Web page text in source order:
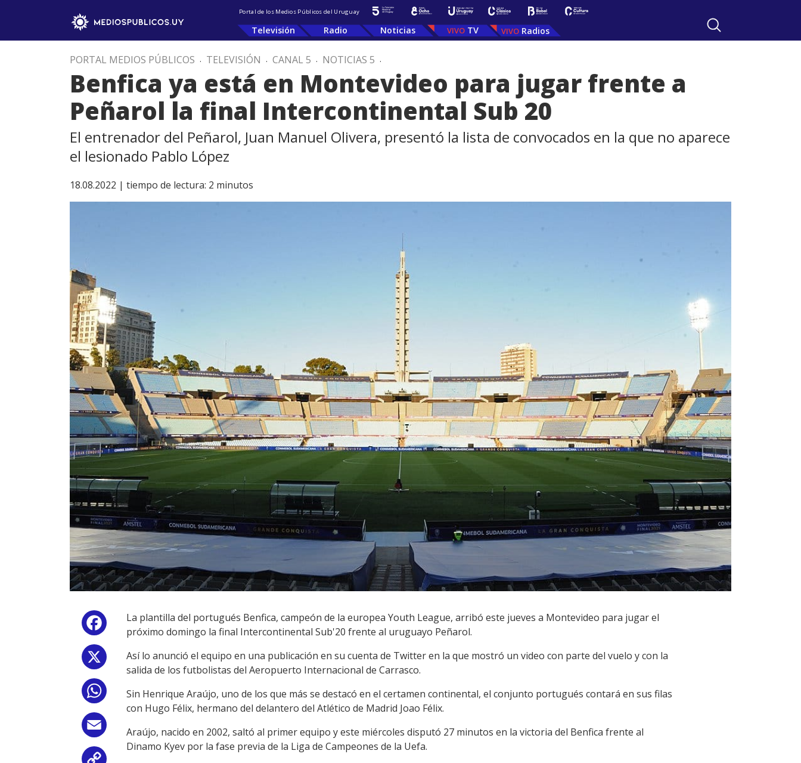
Portal de los Medios Públicos del Uruguay
Televisión Radio Noticias TV Radios
PORTAL MEDIOS PÚBLICOS . TELEVISIÓN . CANAL 5 . NOTICIAS 5 .
Benfica ya está en Montevideo para jugar frente a
Peñarol la final Intercontinental Sub 20
El entrenador del Peñarol, Juan Manuel Olivera, presentó la lista de convocados en la que no aparece
el lesionado Pablo López
18.08.2022 | tiempo de lectura: 2 minutos
Facebook
WhatsApp
Email
La plantilla del portugués Benfica, campeón de la europea Youth League, arribó este jueves a Montevideo para jugar el
próximo domingo la final Intercontinental Sub'20 frente al uruguayo Peñarol.
Así lo anunció el equipo en una publicación en su cuenta de Twitter en la que mostró un video con parte del vuelo y con la
salida de los futbolistas del Aeropuerto Internacional de Carrasco.
Sin Henrique Araújo, uno de los que más se destacó en el certamen continental, el conjunto portugués contará en sus filas
con Hugo Félix, hermano del delantero del Atlético de Madrid Joao Félix.
Araújo, nacido en 2002, saltó al primer equipo y este miércoles disputó 27 minutos en la victoria del Benfica frente al
Dinamo Kyev por la fase previa de la Liga de Campeones de la Uefa.